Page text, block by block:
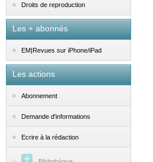
Droits de reproduction
Les + abonnés
EM|Revues sur iPhone/iPad
Les actions
Abonnement
Demande d'informations
Ecrire à la rédaction